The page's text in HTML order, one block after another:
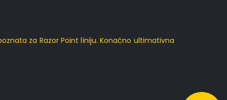
za Razor Point liniju. Konačno ultimativna